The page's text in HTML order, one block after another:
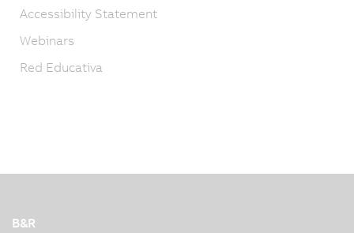
Accessibility Statement
Webinars
Red Educativa
B&R